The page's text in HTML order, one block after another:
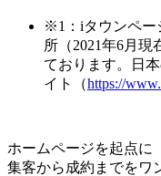
※1：iタウンペー
所（2021年6月
ております。日
イト（https://
ホームページを起点に
集客から成約までをワ